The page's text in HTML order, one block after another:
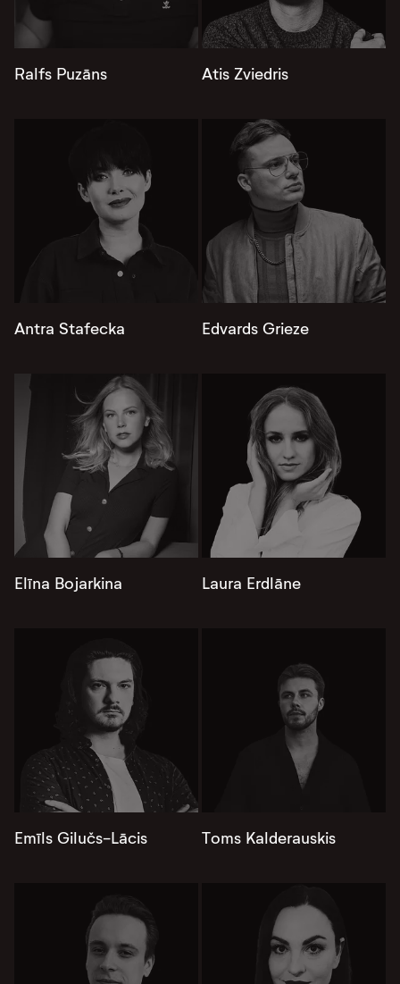
Ralfs Puzāns Atis Zviedris
Antra Stafecka Edvards Grieze
Elīna Bojarkina Laura Erdlāne
Emīls Gilučs-Lācis Toms Kalderauskis